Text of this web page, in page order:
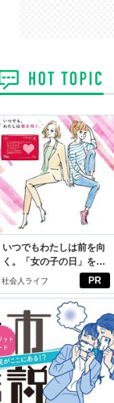
PR
いつでもわたしは前を向
く。「女の子の日」を前
向きに♪社会人エリ・大
社会人ライフ